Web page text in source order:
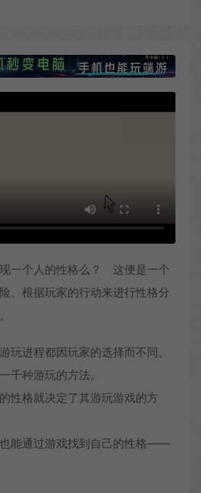
一个人的性格么？ 这便是一个
、根据玩家的行动来进行性格分
玩进程都因玩家的选择而不同。
千种游玩的方法。
性格就决定了其游玩游戏的方
能通过游戏找到自己的性格——